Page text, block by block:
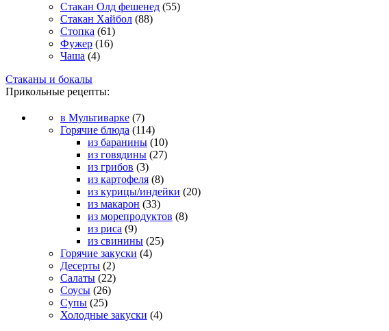
Стакан Олд фешенед (55)
Стакан Хайбол (88)
Стопка (61)
Фужер (16)
Чаша (4)
Стаканы и бокалы
Прикольные рецепты:
в Мультиварке (7)
Горячие блюда (114)
из баранины (10)
из говядины (27)
из грибов (3)
из картофеля (8)
из курицы/индейки (20)
из макарон (33)
из морепродуктов (8)
из риса (9)
из свинины (25)
Горячие закуски (4)
Десерты (2)
Салаты (22)
Соусы (26)
Супы (25)
Холодные закуски (4)